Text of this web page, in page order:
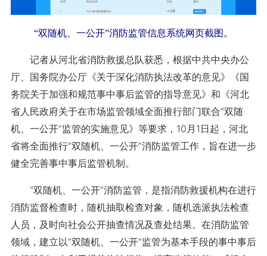
“双随机、一公开”消防监管信息系统网页截图。
记者从河北省消防救援总队获悉，根据中共中央办公
厅、国务院办公厅《关于深化消防执法改革的意见》《国
务院关于加强和规范事中事后监管的指导意见》和《河北
省人民政府关于在市场监管领域全面推行部门联合“双随
机、一公开”监管的实施意见》等要求，10月1日起，河北
省将全面推行“双随机、一公开”消防监管工作，旨在进一步
健全完善事中事后监管机制。
“双随机、一公开”消防监管，是指消防救援机构在进行
消防监督检查时，随机抽取检查对象，随机选派执法检查
人员，及时向社会公开抽查情况及查处结果。在消防监管
领域，建立以“双随机、一公开”监管为基本手段的事中事后